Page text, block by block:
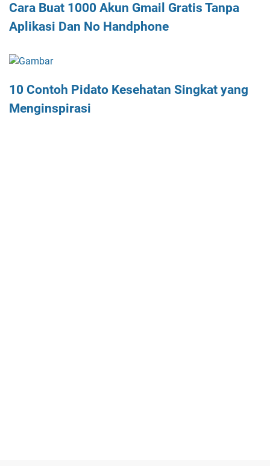
Cara Buat 1000 Akun Gmail Gratis Tanpa
Aplikasi Dan No Handphone
10 Contoh Pidato Kesehatan Singkat yang
Menginspirasi